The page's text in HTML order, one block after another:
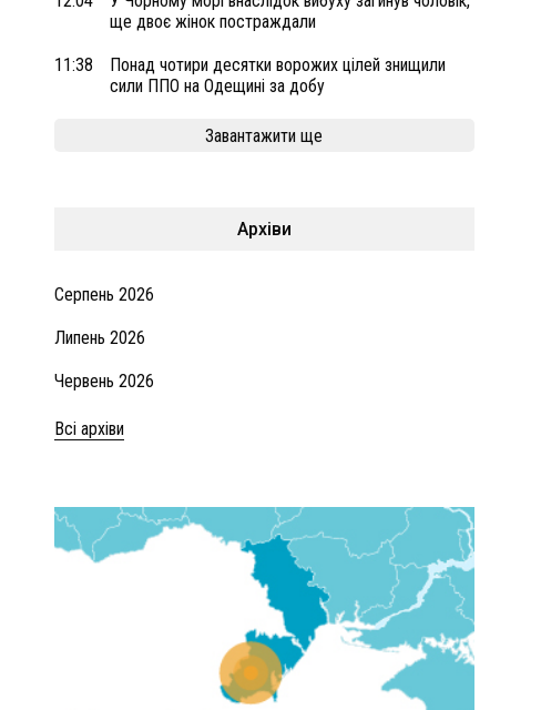
ще двоє жінок постраждали
11:38
Понад чотири десятки ворожих цілей знищили
сили ППО на Одещині за добу
Завантажити ще
Архіви
Серпень 2026
Липень 2026
Червень 2026
Всі архіви